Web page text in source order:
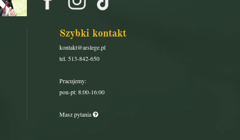
Szybki kontakt
kontakt@arslege.pl
tel. 513-842-650
Pracujemy:
pon-pt: 8:00-16:00
Masz pytania